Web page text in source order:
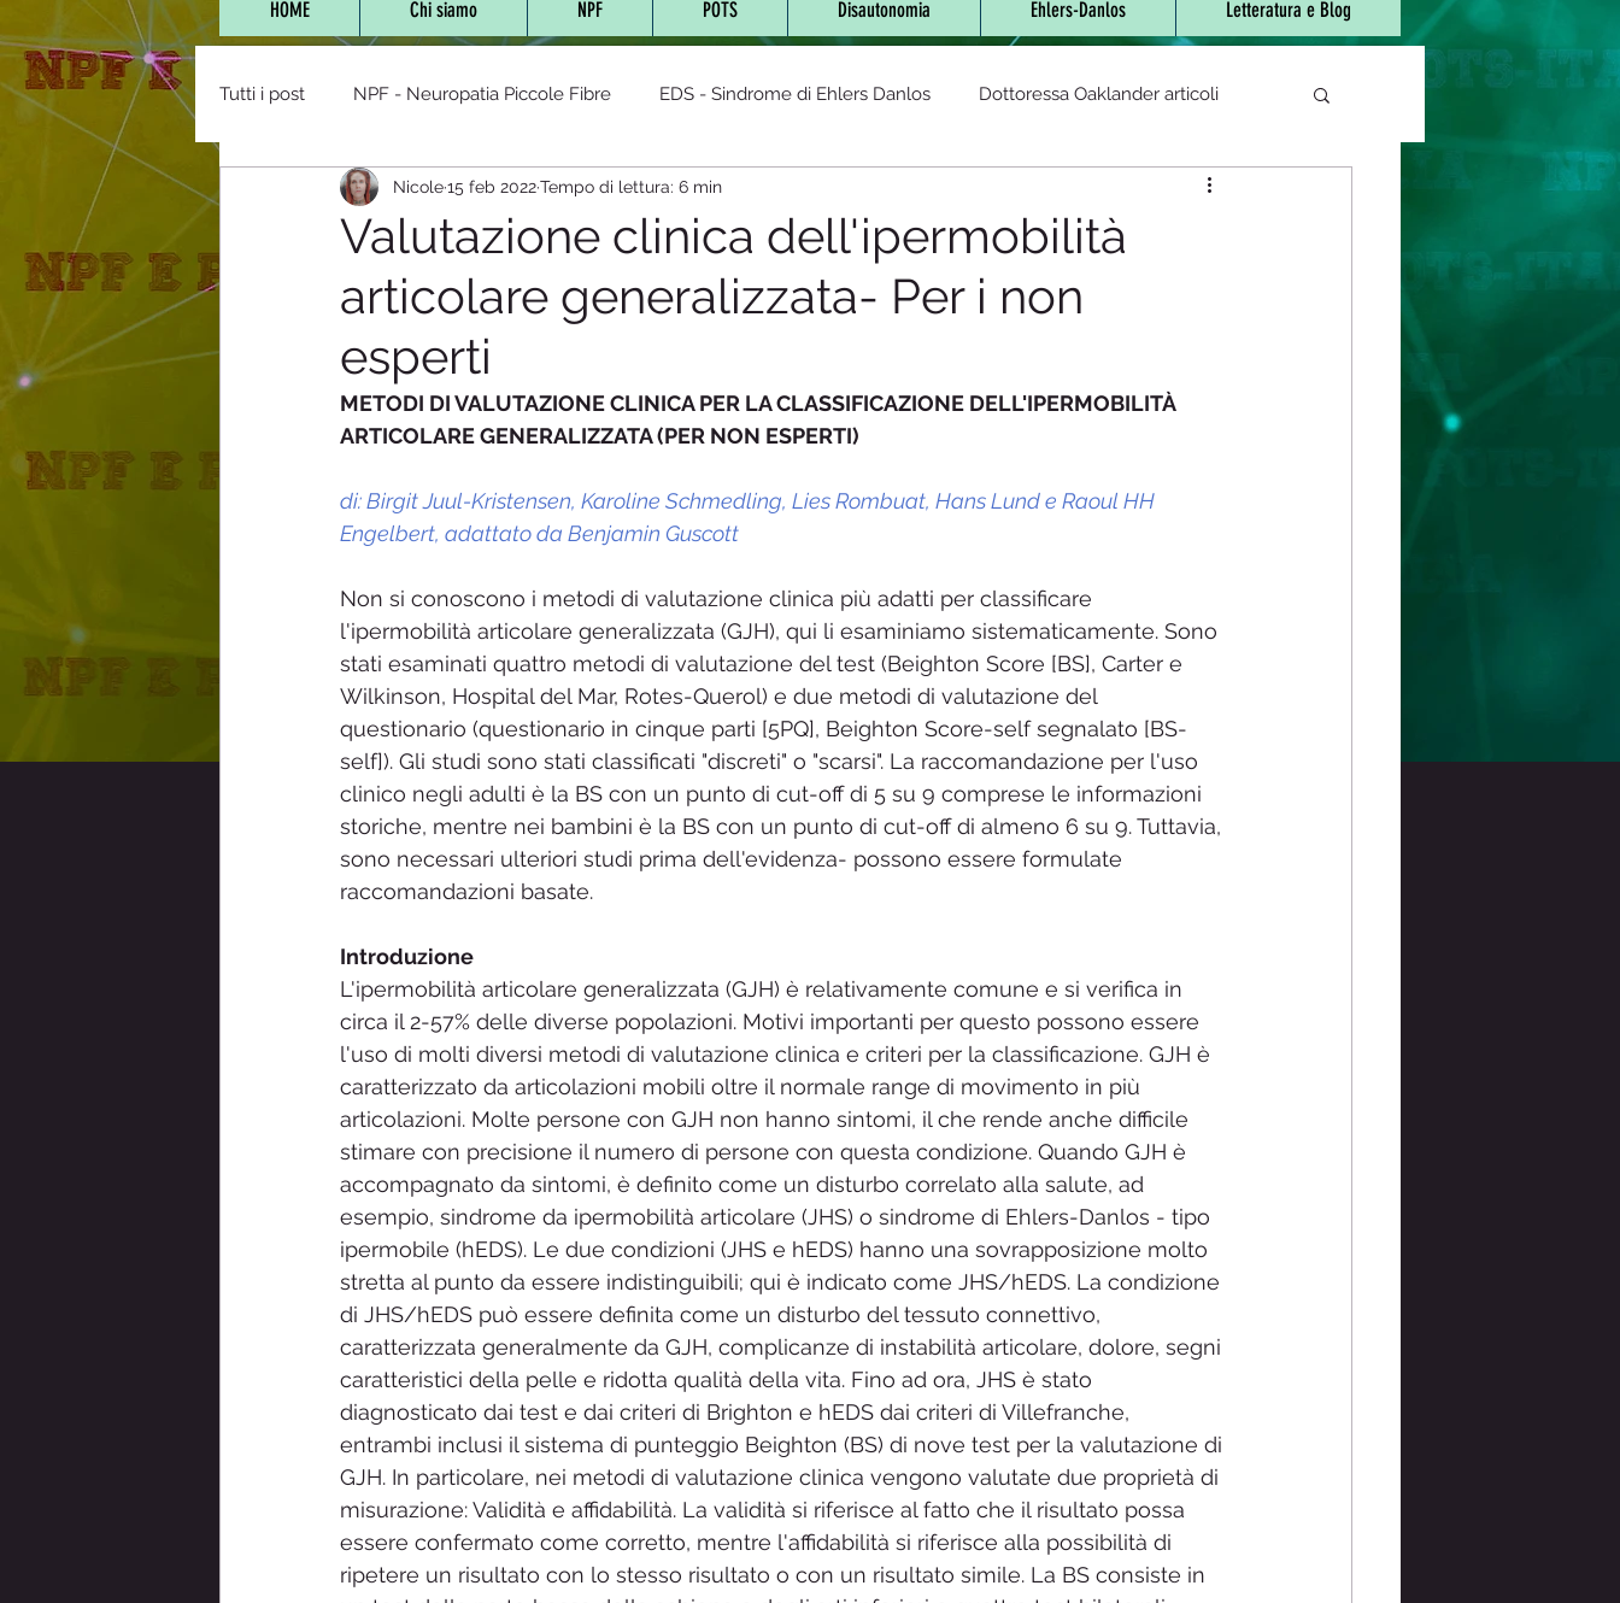
HOME Chi siamo NPF POTS Disautonomia Ehlers-Danlos Letteratura e Blog
Tutti i post NPF - Neuropatia Piccole Fibre EDS - Sindrome di Ehlers Danlos Dottoressa Oaklander articoli
Vaccini,farmaci e NPF POTS - Sindrome da Tachicardia post
NPF e Bambini Stanchezza cronica Lyme (Neuro Borreliosi) Glutine Sindrome bocca urente
Diabete/Tolleranza glucos
ainpf- Associazione Italiana Neurop
Valutazione clinica dell'ipermobilità
articolare generalizzata- Per i non
esperti
Nicole15 feb 2022Tempo di lettura: 6 min
METODI DI VALUTAZIONE CLINICA PER LA CLASSIFICAZIONE DELL'IPERMOBILITÀ
ARTICOLARE GENERALIZZATA (PER NON ESPERTI)
di: Birgit Juul-Kristensen, Karoline Schmedling, Lies Rombuat, Hans Lund e Raoul HH
Engelbert, adattato da Benjamin Guscott
Non si conoscono i metodi di valutazione clinica più adatti per classificare
l'ipermobilità articolare generalizzata (GJH), qui li esaminiamo sistematicamente. Sono
stati esaminati quattro metodi di valutazione del test (Beighton Score [BS], Carter e
Wilkinson, Hospital del Mar, Rotes-Querol) e due metodi di valutazione del
questionario (questionario in cinque parti [5PQ], Beighton Score-self segnalato [BS-
self]). Gli studi sono stati classificati "discreti" o "scarsi". La raccomandazione per l'uso
clinico negli adulti è la BS con un punto di cut-off di 5 su 9 comprese le informazioni
storiche, mentre nei bambini è la BS con un punto di cut-off di almeno 6 su 9. Tuttavia,
sono necessari ulteriori studi prima dell'evidenza- possono essere formulate
raccomandazioni basate.
Introduzione
L'ipermobilità articolare generalizzata (GJH) è relativamente comune e si verifica in
circa il 2-57% delle diverse popolazioni. Motivi importanti per questo possono essere
l'uso di molti diversi metodi di valutazione clinica e criteri per la classificazione. GJH è
caratterizzato da articolazioni mobili oltre il normale range di movimento in più
articolazioni. Molte persone con GJH non hanno sintomi, il che rende anche difficile
stimare con precisione il numero di persone con questa condizione. Quando GJH è
accompagnato da sintomi, è definito come un disturbo correlato alla salute, ad
esempio, sindrome da ipermobilità articolare (JHS) o sindrome di Ehlers-Danlos - tipo
ipermobile (hEDS). Le due condizioni (JHS e hEDS) hanno una sovrapposizione molto
stretta al punto da essere indistinguibili; qui è indicato come JHS/hEDS. La condizione
di JHS/hEDS può essere definita come un disturbo del tessuto connettivo,
caratterizzata generalmente da GJH, complicanze di instabilità articolare, dolore, segni
caratteristici della pelle e ridotta qualità della vita. Fino ad ora, JHS è stato
diagnosticato dai test e dai criteri di Brighton e hEDS dai criteri di Villefranche,
entrambi inclusi il sistema di punteggio Beighton (BS) di nove test per la valutazione di
GJH. In particolare, nei metodi di valutazione clinica vengono valutate due proprietà di
misurazione: Validità e affidabilità. La validità si riferisce al fatto che il risultato possa
essere confermato come corretto, mentre l'affidabilità si riferisce alla possibilità di
ripetere un risultato con lo stesso risultato o con un risultato simile. La BS consiste in